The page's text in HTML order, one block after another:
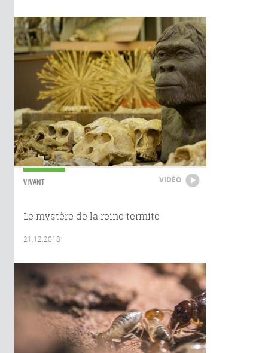
VIVANT VIDÉO
Le mystère de la reine termite
21.12.2018